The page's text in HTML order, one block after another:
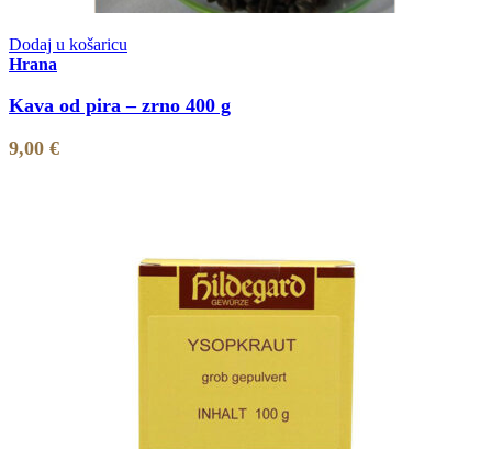
Dodaj u košaricu
Hrana
Kava od pira – zrno 400 g
9,00 €